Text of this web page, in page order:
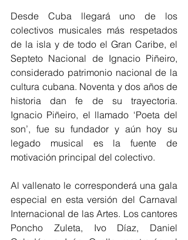
Desde Cuba llegará uno de los
colectivos musicales más respetados
de la isla y de todo el Gran Caribe, el
Septeto Nacional de Ignacio Piñeiro,
considerado patrimonio nacional de la
cultura cubana. Noventa y dos años de
historia dan fe de su trayectoria.
Ignacio Piñeiro, el llamado ‘Poeta del
son’, fue su fundador y aún hoy su
legado musical es la fuente de
motivación principal del colectivo.
Al vallenato le corresponderá una gala
especial en esta versión del Carnaval
Internacional de las Artes. Los cantores
Poncho Zuleta, Ivo Díaz, Daniel